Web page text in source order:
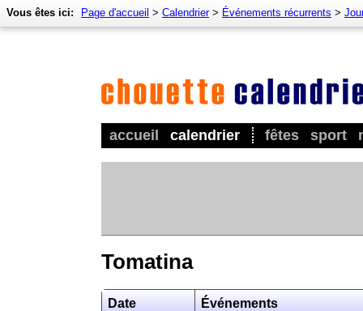
accueil calendrier fêtes sport
Vous êtes ici: Page d'accueil > Calendrier> Événements récurrents >
Tomatina
Date Événements